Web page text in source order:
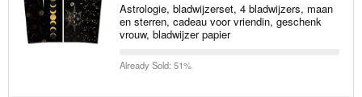
Astrologie, bladwijzerset, 4 bladwijzers, maan
en sterren, cadeau voor vriendin, geschenk
vrouw, bladwijzer papier
Already Sold: 51%